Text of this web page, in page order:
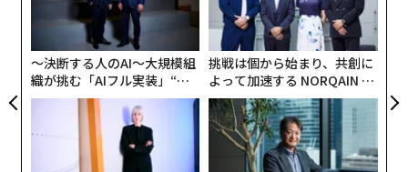
〜決断する人のAI〜大規模組
織が挑む「AIフル実装」“使
う”企業から“動く”企業へ【N
TTドコモビジネス×PwC】
挑戦は個から始まり、共創に
よって加速する NORQAIN JA
PAN 特別座談会